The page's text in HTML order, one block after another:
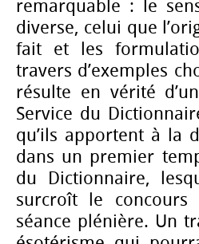
remarquable : le
diverse, celui que
fait et les
travers d’exemples
résulte en vérité
Service du
qu’ils apportent à la
dans un premier
du Dictionnaire,
surcroît le concours
séance plénière. Un